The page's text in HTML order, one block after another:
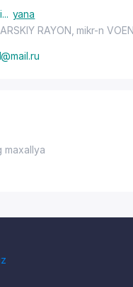
... yana
RAYON mikr-n
maxallya